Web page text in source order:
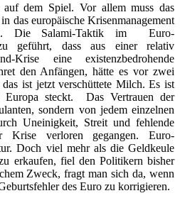
dem Spiel. Vor allem muss das
das europäische Krisenmanagement
Die Salami-Taktik im Euro-
geführt, dass aus einer relativ
Krise eine existenzbedrohende
den Anfängen, hätte es vor zwei
ist jetzt verschüttete Milch. Es ist
Europa steckt. Das Vertrauen der
sondern von jedem einzelnen
Uneinigkeit, Streit und fehlende
Krise verloren gegangen. Euro-
Doch viel mehr als die Geldkeule
erkaufen, fiel den Politikern bisher
Zweck, fragt man sich da, wenn
des Euro zu korrigieren.